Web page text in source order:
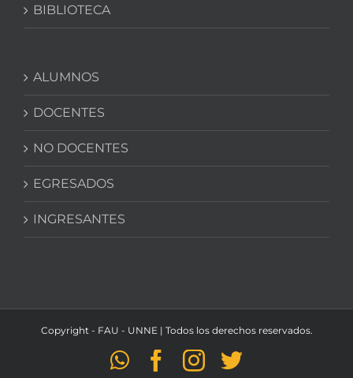
BIBLIOTECA
ALUMNOS
DOCENTES
NO DOCENTES
EGRESADOS
INGRESANTES
Copyright - FAU - UNNE | Todos los derechos reservados.
WhatsApp
Facebook
Instagram
Twitter